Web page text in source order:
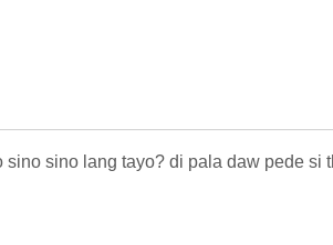
sino sino lang tayo? di pala daw pede si